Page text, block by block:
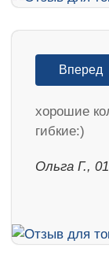
Вперед
хорошие
гибкие:)
Ольга Г.,